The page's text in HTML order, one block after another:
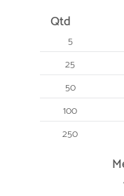
Qtd
5
25
50
100
250